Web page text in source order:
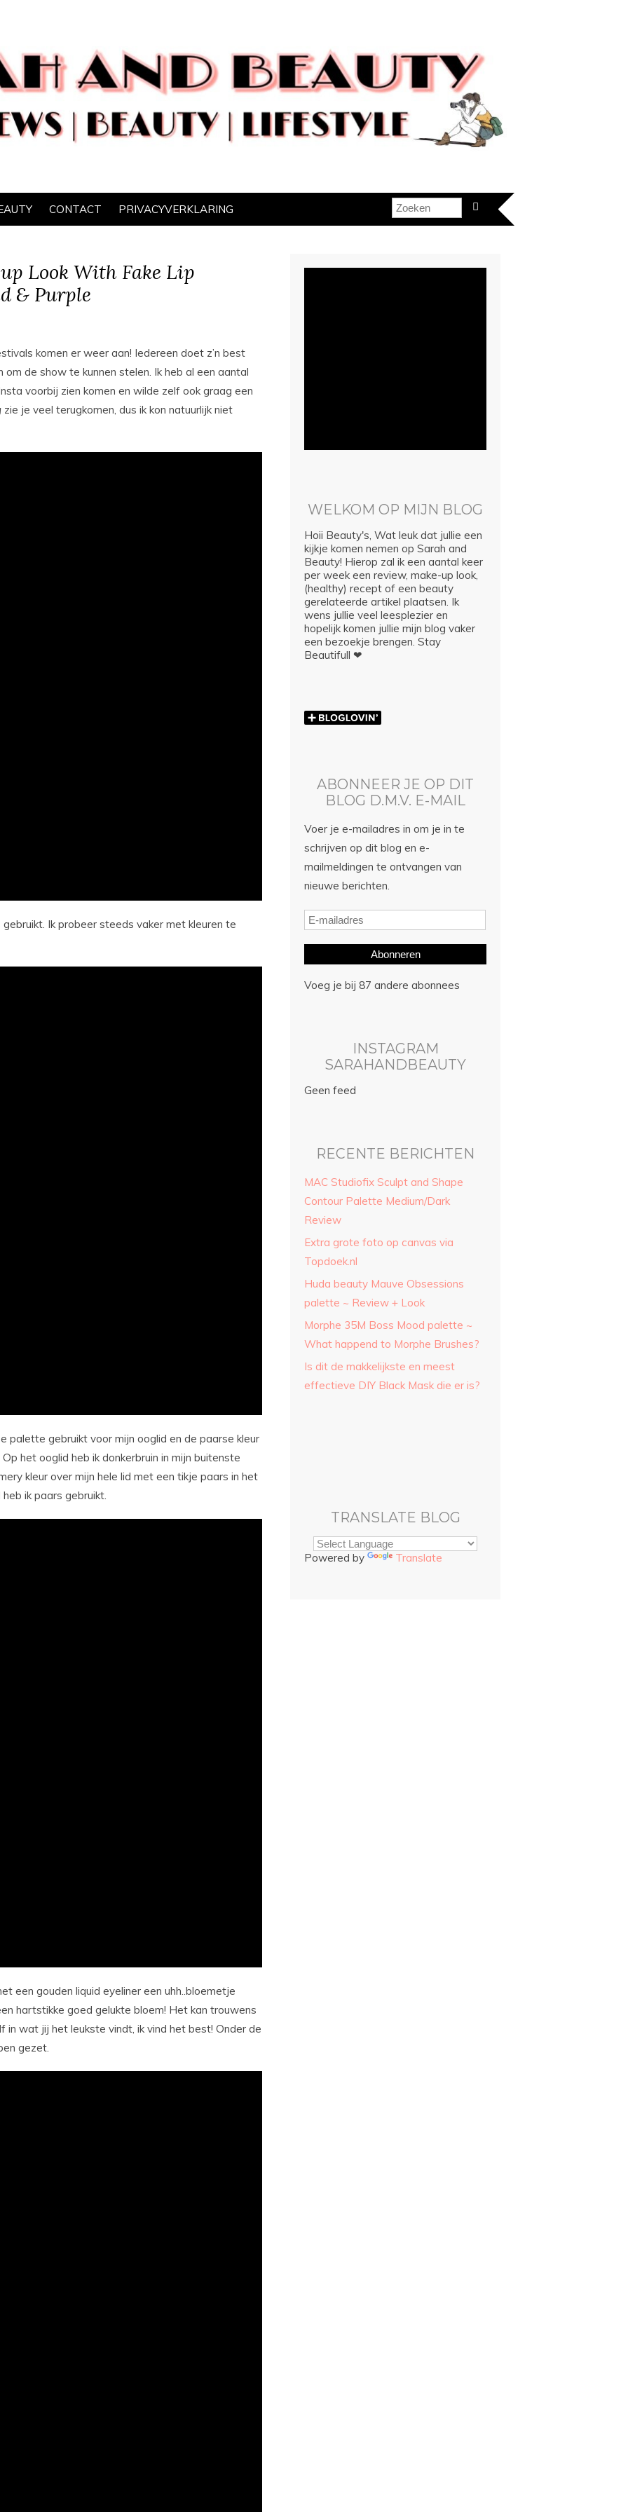
CONTACT PRIVACYVERKLARING
Look With Fake Lip
& Purple
komen er weer aan! Iedereen doet z’n best
de show te kunnen stelen. Ik heb al een aantal
voorbij zien komen en wilde zelf ook graag een
zie je veel terugkomen, dus ik kon natuurlijk niet
Ik probeer steeds vaker met kleuren te
palette gebruikt voor mijn ooglid en de paarse kleur
Op het ooglid heb ik donkerbruin in mijn buitenste
kleur over mijn hele lid met een tikje paars in het
ik paars gebruikt.
een gouden liquid eyeliner een uhh..bloemetje
hartstikke goed gelukte bloem! Het kan trouwens
in wat jij het leukste vindt, ik vind het best! Onder de
gezet.
WELKOM OP MIJN BLOG
Hoii Beauty's, Wat leuk dat jullie een
kijkje komen nemen op Sarah and
Beauty! Hierop zal ik een aantal keer
per week een review, make-up look,
(healthy) recept of een beauty
gerelateerde artikel plaatsen. Ik
wens jullie veel leesplezier en
hopelijk komen jullie mijn blog vaker
een bezoekje brengen. Stay
Beautifull ❤
ABONNEER JE OP DIT
BLOG D.M.V. E-MAIL
Voer je e-mailadres in om je in te
schrijven op dit blog en e-
mailmeldingen te ontvangen van
nieuwe berichten.
Abonneren
Voeg je bij 87 andere abonnees
INSTAGRAM
SARAHANDBEAUTY
Geen feed
RECENTE BERICHTEN
MAC Studiofix Sculpt and Shape
Contour Palette Medium/Dark
Review
Extra grote foto op canvas via
Topdoek.nl
Huda beauty Mauve Obsessions
palette ~ Review + Look
Morphe 35M Boss Mood palette ~
What happend to Morphe Brushes?
Is dit de makkelijkste en meest
effectieve DIY Black Mask die er is?
TRANSLATE BLOG
Powered by Translate